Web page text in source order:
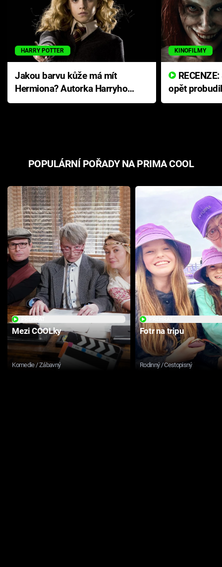
HARRY POTTER
Jakou barvu kůže má mít
Hermiona? Autorka Harryho
Pottera přišla s ráznou
KINOFILMY
opět
přichází s
POPULÁRNÍ POŘADY NA PRIMA COOL
Mezi COOLky
Komedie / Zábavný
Fotr na tripu
Rodinný / Cestopisný